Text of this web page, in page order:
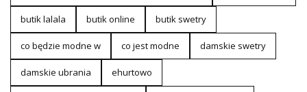
butik lalala butik online butik swetry
co będzie modne w co jest modne damskie swetry
damskie ubrania ehurtowo